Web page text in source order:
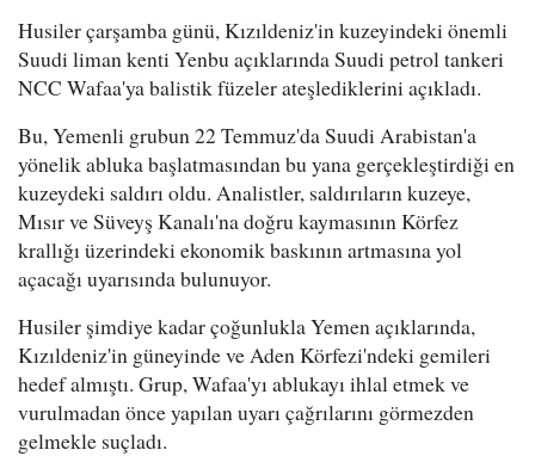
Husiler çarşamba günü, Kızıldeniz'in kuzeyindeki önemli
Suudi liman kenti Yenbu açıklarında Suudi petrol tankeri
NCC Wafaa'ya balistik füzeler ateşlediklerini açıkladı.
Bu, Yemenli grubun 22 Temmuz'da Suudi Arabistan'a
yönelik abluka başlatmasından bu yana gerçekleştirdiği en
kuzeydeki saldırı oldu. Analistler, saldırıların kuzeye,
Mısır ve Süveyş Kanalı'na doğru kaymasının Körfez
krallığı üzerindeki ekonomik baskının artmasına yol
açacağı uyarısında bulunuyor.
Husiler şimdiye kadar çoğunlukla Yemen açıklarında,
Kızıldeniz'in güneyinde ve Aden Körfezi'ndeki gemileri
hedef almıştı. Grup, Wafaa'yı ablukayı ihlal etmek ve
vurulmadan önce yapılan uyarı çağrılarını görmezden
gelmekle suçladı.